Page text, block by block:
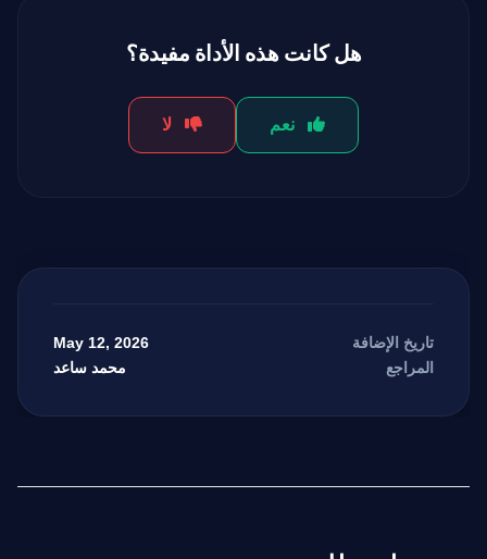
هل كانت هذه الأداة مفيدة؟
نعم لا
تاريخ الإضافة May 12, 2026
المراجع محمد ساعد
مرشد بوابة الذكاء الاصطناعي